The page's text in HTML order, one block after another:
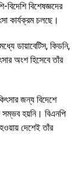
বিদেশি বিশেষজ্ঞদের
কার্যক্রম চলছে।
ডায়াবেটিস, কিডনি,
অংশ হিসেবে তাঁর
জন্য বিদেশে
সম্ভব হয়নি। বিএনপি
দেশেই তাঁর